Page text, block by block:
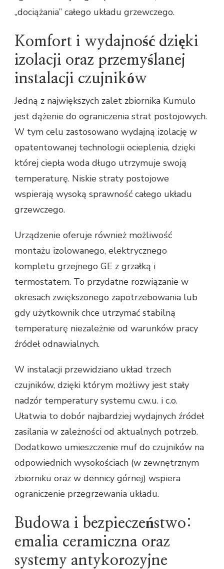
„dociążania” całego układu grzewczego.
Komfort i wydajność dzięki
izolacji oraz przemyślanej
instalacji czujników
Jedną z największych zalet zbiornika Kumulo
jest dążenie do ograniczenia strat postojowych.
W tym celu zastosowano wydajną izolację w
opatentowanej technologii ocieplenia, dzięki
której ciepła woda długo utrzymuje swoją
temperaturę. Niskie straty postojowe
wspierają wysoką sprawność całego układu
grzewczego.
Urządzenie oferuje również możliwość
montażu izolowanego, elektrycznego
kompletu grzejnego GE z grzałką i
termostatem. To przydatne rozwiązanie w
okresach zwiększonego zapotrzebowania lub
gdy użytkownik chce utrzymać stabilną
temperaturę niezależnie od warunków pracy
źródeł odnawialnych.
W instalacji przewidziano układ trzech
czujników, dzięki którym możliwy jest stały
nadzór temperatury systemu c.w.u. i c.o.
Ułatwia to dobór najbardziej wydajnych źródeł
zasilania w zależności od aktualnych potrzeb.
Dodatkowo umieszczenie muf do czujników na
odpowiednich wysokościach (w zewnętrznym
zbiorniku oraz w dennicy górnej) wspiera
ograniczenie przegrzewania układu.
Budowa i bezpieczeństwo:
emalia ceramiczna oraz
systemy antykorozyjne